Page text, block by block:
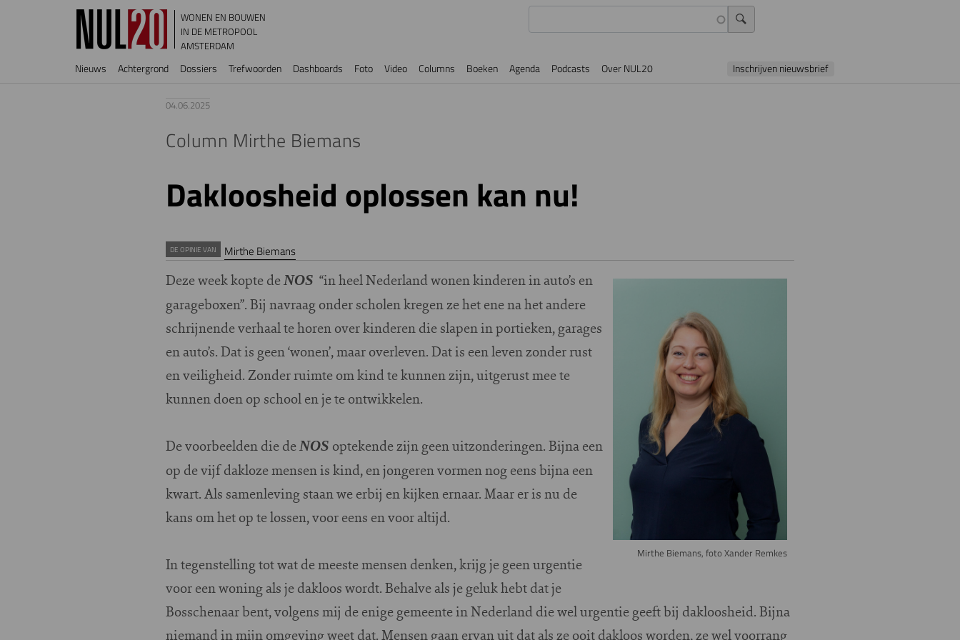
Overslaan en naar de inhoud gaan
WONEN EN BOUWEN
IN DE METROPOOL
AMSTERDAM
Hoofdnavigatie
Nieuws Achtergrond Dossiers Trefwoorden Dashboards Foto Video Columns Boeken Agenda Podcasts Over NUL20 Inschrijven nieuwsbrief
04.06.2025
Column Mirthe Biemans
Dakloosheid oplossen kan nu!
DE OPINIE VAN Mirthe Biemans
Mirthe Biemans, foto Xander Remkes
Deze week kopte de NOS “in heel Nederland wonen kinderen in auto’s en
garageboxen”. Bij navraag onder scholen kregen ze het ene na het andere
schrijnende verhaal te horen over kinderen die slapen in portieken, garages
en auto’s. Dat is geen ‘wonen’, maar overleven. Dat is een leven zonder rust
en veiligheid. Zonder ruimte om kind te kunnen zijn, uitgerust mee te
kunnen doen op school en je te ontwikkelen.
De voorbeelden die de NOS optekende zijn geen uitzonderingen. Bijna een
op de vijf dakloze mensen is kind, en jongeren vormen nog eens bijna een
kwart. Als samenleving staan we erbij en kijken ernaar. Maar er is nu de
kans om het op te lossen, voor eens en voor altijd.
In tegenstelling tot wat de meeste mensen denken, krijg je geen urgentie
voor een woning als je dakloos wordt. Behalve als je geluk hebt dat je
Bosschenaar bent, volgens mij de enige gemeente in Nederland die wel urgentie geeft bij dakloosheid. Bijna
niemand in mijn omgeving weet dat. Mensen gaan ervan uit dat als ze ooit dakloos worden, ze wel voorrang